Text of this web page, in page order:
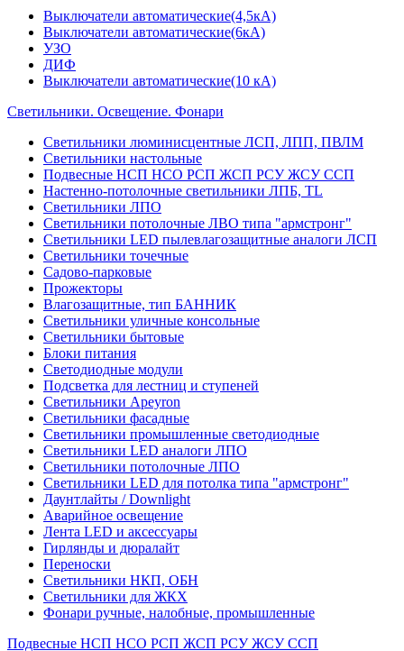
Выключатели автоматические(4,5кА)
Выключатели автоматические(6кА)
УЗО
ДИФ
Выключатели автоматические(10 кА)
Светильники. Освещение. Фонари
Светильники люминисцентные ЛСП, ЛПП, ПВЛМ
Светильники настольные
Подвесные НСП НСО РСП ЖСП РСУ ЖСУ ССП
Настенно-потолочные светильники ЛПБ, TL
Светильники ЛПО
Светильники потолочные ЛВО типа "армстронг"
Светильники LED пылевлагозащитные аналоги ЛСП
Светильники точечные
Садово-парковые
Прожекторы
Влагозащитные, тип БАННИК
Светильники уличные консольные
Светильники бытовые
Блоки питания
Светодиодные модули
Подсветка для лестниц и ступеней
Светильники Apeyron
Светильники фасадные
Светильники промышленные светодиодные
Светильники LED аналоги ЛПО
Светильники потолочные ЛПО
Светильники LED для потолка типа "армстронг"
Даунтлайты / Downlight
Аварийное освещение
Лента LED и аксессуары
Гирлянды и дюралайт
Переноски
Светильники НКП, ОБН
Светильники для ЖКХ
Фонари ручные, налобные, промышленные
Подвесные НСП НСО РСП ЖСП РСУ ЖСУ ССП